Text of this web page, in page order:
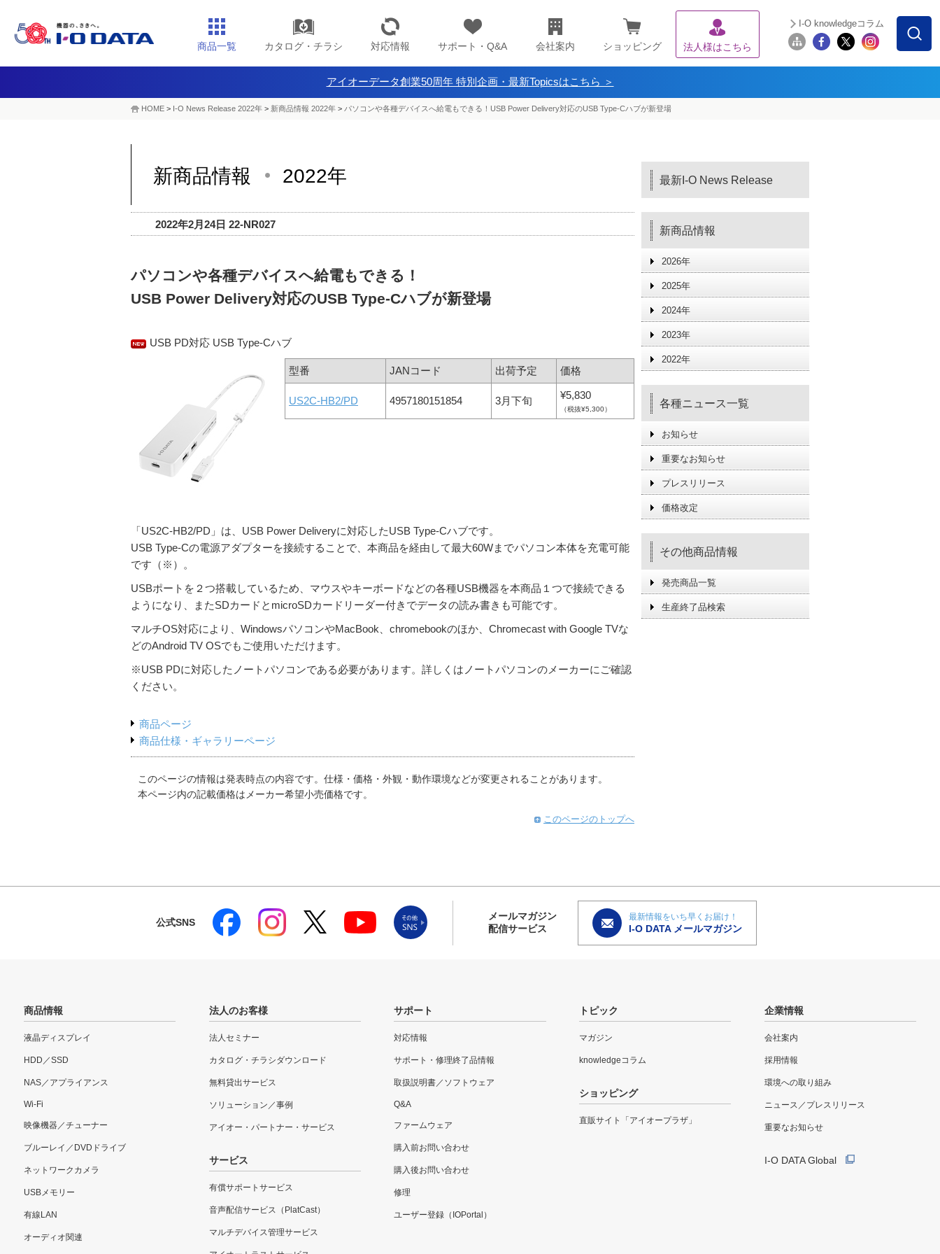
商品一覧 カタログ・チラシ 対応情報 サポート・Q&A 会社案内 ショッピング 法人様はこちら
I-O knowledgeコラム
アイオーデータ創業50周年 特別企画・最新Topicsはこちら ＞
HOME > I-O News Release 2022年 > 新商品情報 2022年 > パソコンや各種デバイスへ給電もできる！USB Power Delivery対応のUSB Type-Cハブが新登場
新商品情報 2022年
2022年2月24日 22-NR027
パソコンや各種デバイスへ給電もできる！
USB Power Delivery対応のUSB Type-Cハブが新登場
USB PD対応 USB Type-Cハブ
型番 JANコード 出荷予定 価格
US2C-HB2/PD 4957180151854 3月下旬 ¥5,830
（税抜¥5,300）
「US2C-HB2/PD」は、USB Power Deliveryに対応したUSB Type-Cハブです。
USB Type-Cの電源アダプターを接続することで、本商品を経由して最大60Wまでパソコン本体を充電可能
です（※）。
USBポートを２つ搭載しているため、マウスやキーボードなどの各種USB機器を本商品１つで接続できる
ようになり、またSDカードとmicroSDカードリーダー付きでデータの読み書きも可能です。
マルチOS対応により、WindowsパソコンやMacBook、chromebookのほか、Chromecast with Google TVな
どのAndroid TV OSでもご使用いただけます。
※USB PDに対応したノートパソコンである必要があります。詳しくはノートパソコンのメーカーにご確認
ください。
商品ページ
商品仕様・ギャラリーページ
このページの情報は発表時点の内容です。仕様・価格・外観・動作環境などが変更されることがあります。
本ページ内の記載価格はメーカー希望小売価格です。
このページのトップへ
最新I-O News Release
新商品情報
2026年
2025年
2024年
2023年
2022年
各種ニュース一覧
お知らせ
重要なお知らせ
プレスリリース
価格改定
その他商品情報
発売商品一覧
生産終了品検索
公式SNS
メールマガジン
配信サービス
最新情報をいち早くお届け！
I-O DATA メールマガジン
商品情報
液晶ディスプレイ
HDD／SSD
NAS／アプライアンス
Wi-Fi
映像機器／チューナー
ブルーレイ／DVDドライブ
ネットワークカメラ
USBメモリー
有線LAN
オーディオ関連
法人のお客様
法人セミナー
カタログ・チラシダウンロード
無料貸出サービス
ソリューション／事例
アイオー・パートナー・サービス
サービス
有償サポートサービス
音声配信サービス（PlatCast）
マルチデバイス管理サービス
サポート
対応情報
サポート・修理終了品情報
取扱説明書／ソフトウェア
Q&A
ファームウェア
購入前お問い合わせ
購入後お問い合わせ
修理
ユーザー登録（IOPortal）
トピック
マガジン
knowledgeコラム
ショッピング
直販サイト「アイオープラザ」
企業情報
会社案内
採用情報
環境への取り組み
ニュース／プレスリリース
重要なお知らせ
I-O DATA Global